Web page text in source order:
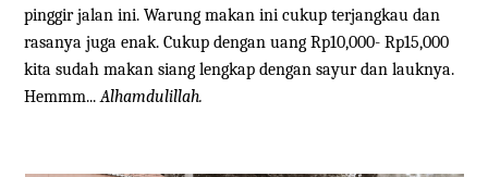
pinggir jalan ini. Warung makan ini cukup terjangkau dan
rasanya juga enak. Cukup dengan uang Rp10,000- Rp15,000
kita sudah makan siang lengkap dengan sayur dan lauknya.
Hemmm...Alhamdulillah.